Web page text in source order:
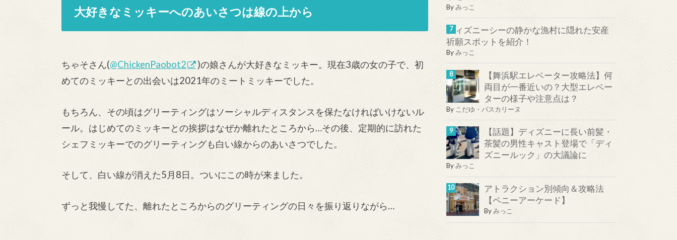
大好きなミッキーへのあいさつは線の上から
ちゃそさん(@ChickenPaobot2
)の娘さんが大好きなミッキー。現在3歳の女の子で、初
めてのミッキーとの出会いは2021年のミートミッキーでした。
もちろん、その頃はグリーティングはソーシャルディスタンスを保たなければいけないル
ール。はじめてのミッキーとの挨拶はなぜか離れたところから…その後、定期的に訪れた
シェフミッキーでのグリーティングも白い線からのあいさつでした。
そして、白い線が消えた5月8日。ついにこの時が来ました。
ずっと我慢してた、離れたところからのグリーティングの日々を振り返りながら…
Byみっこ
ディズニーシーの静かな漁村に隠れた安産
祈願スポットを紹介！
Byみっこ
【舞浜駅エレベーター攻略法】何
両目が一番近いの？大型エレベー
ターの様子や注意点は？
By こだゆ・パスカリーヌ
【話題】ディズニーに長い前髪・
茶髪の男性キャスト登場で「ディ
ズニールック」の大議論に
Byみっこ
アトラクション別傾向＆攻略法
【ペニーアーケード】
Byみっこ